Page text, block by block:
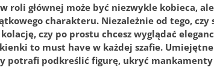
roli głównej może być niezwykle kobieca,
charakteru. Niezależnie od tego, czy
czy po prostu chcesz wyglądać
to must have w każdej szafie.
potrafi podkreślić figurę, ukryć mankamenty